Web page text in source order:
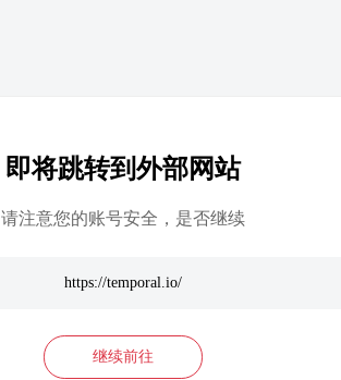
即将跳转到外部网站
请注意您的账号安全，是否继续
https://temporal.io/
继续前往